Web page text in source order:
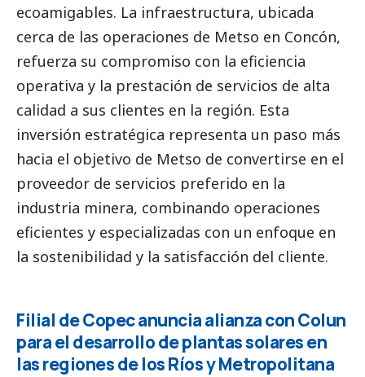
ecoamigables. La infraestructura, ubicada
cerca de las operaciones de Metso en Concón,
refuerza su compromiso con la eficiencia
operativa y la prestación de servicios de alta
calidad a sus clientes en la región. Esta
inversión estratégica representa un paso más
hacia el objetivo de Metso de convertirse en el
proveedor de servicios preferido en la
industria minera, combinando operaciones
eficientes y especializadas con un enfoque en
la sostenibilidad y la satisfacción del cliente.
Filial de Copec anuncia alianza con Colun
para el desarrollo de plantas solares en
las regiones de los Ríos y Metropolitana